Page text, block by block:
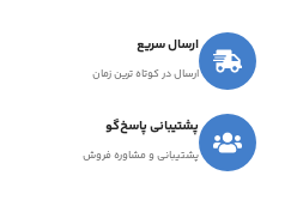
ارسال سریع
ارسال در کوتاه ترین زمان
پشتیبانی پاسخ‌گو
پشتیبانی و مشاوره فروش